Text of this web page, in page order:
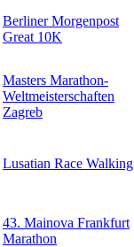
Berliner Morgenpost
Great 10K
Masters Marathon-
Weltmeisterschaften
Zagreb
Lusatian Race Walking
43. Mainova Frankfurt
Marathon